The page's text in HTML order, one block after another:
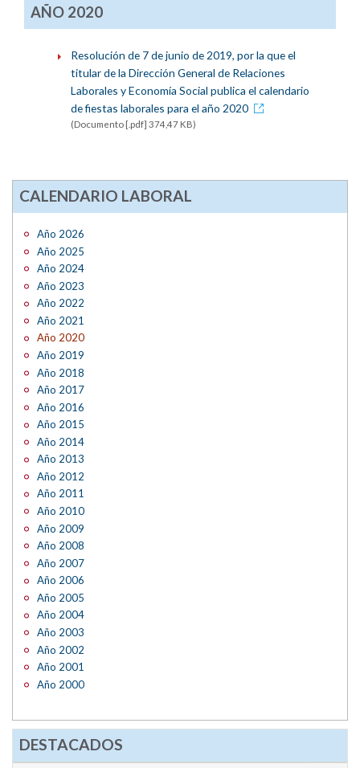
AÑO 2020
Resolución de 7 de junio de 2019, por la que el
titular de la Dirección General de Relaciones
Laborales y Economía Social publica el calendario
de fiestas laborales para el año 2020
(Documento [.pdf] 374,47 KB)
CALENDARIO LABORAL
Año 2026
Año 2025
Año 2024
Año 2023
Año 2022
Año 2021
Año 2020
Año 2019
Año 2018
Año 2017
Año 2016
Año 2015
Año 2014
Año 2013
Año 2012
Año 2011
Año 2010
Año 2009
Año 2008
Año 2007
Año 2006
Año 2005
Año 2004
Año 2003
Año 2002
Año 2001
Año 2000
DESTACADOS